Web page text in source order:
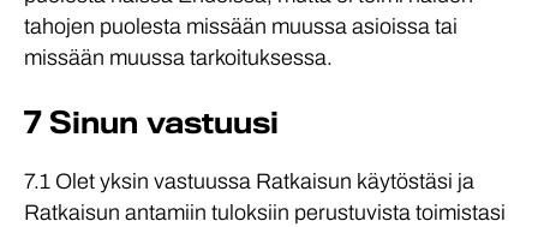
tahojen puolesta missään muussa asioissa tai
missään muussa tarkoituksessa.
7 Sinun vastuusi
7.1 Olet yksin vastuussa Ratkaisun käytöstäsi ja
Ratkaisun antamiin tuloksiin perustuvista toimistasi